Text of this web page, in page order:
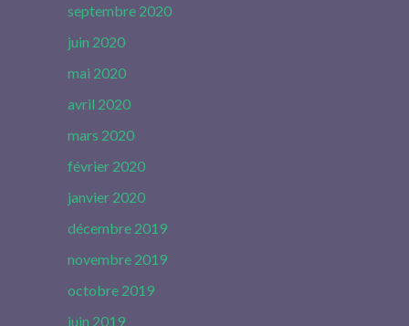
septembre 2020
juin 2020
mai 2020
avril 2020
mars 2020
février 2020
janvier 2020
décembre 2019
novembre 2019
octobre 2019
juin 2019